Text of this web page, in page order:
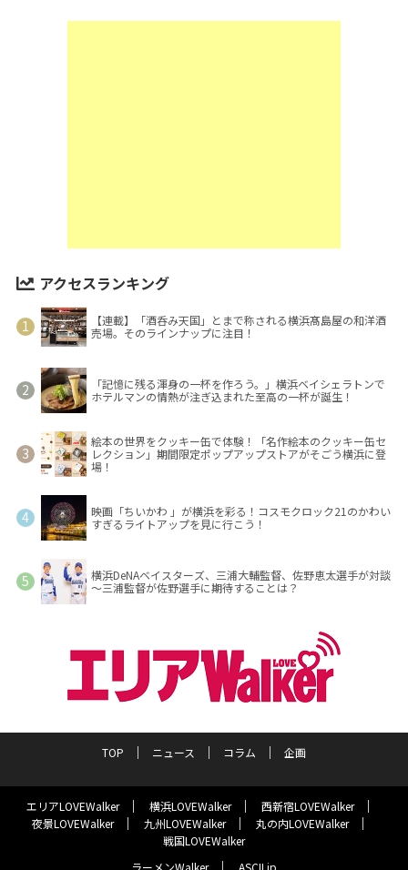
アクセスランキング
【連載】「酒呑み天国」とまで称される横浜髙島屋の和洋酒
売場。そのラインナップに注目！
「記憶に残る渾身の一杯を作ろう。」横浜ベイシェラトンで
ホテルマンの情熱が注ぎ込まれた至高の一杯が誕生！
絵本の世界をクッキー缶で体験！「名作絵本のクッキー缶セ
レクション」期間限定ポップアップストアがそごう横浜に登
場！
映画「ちいかわ 」が横浜を彩る！コスモクロック21のかわい
すぎるライトアップを見に行こう！
横浜DeNAベイスターズ、三浦大輔監督、佐野恵太選手が対談
～三浦監督が佐野選手に期待することは？
TOP ニュース コラム 企画
エリアLOVEWalker 横浜LOVEWalker
西新宿LOVEWalker
夜景LOVEWalker
九州LOVEWalker
丸の内LOVEWalker
戦国LOVEWalker
ラーメンWalker
ASCII.jp